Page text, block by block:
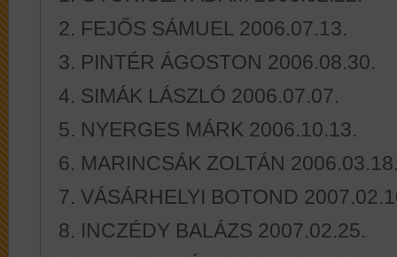
2. FEJŐS SÁMUEL 2006.07.13.
3. PINTÉR ÁGOSTON 2006.08.30.
4. SIMÁK LÁSZLÓ 2006.07.07.
5. NYERGES MÁRK 2006.10.13.
6. MARINCSÁK ZOLTÁN
7. VÁSÁRHELYI BOTOND
8. INCZÉDY BALÁZS 2007.02.25.